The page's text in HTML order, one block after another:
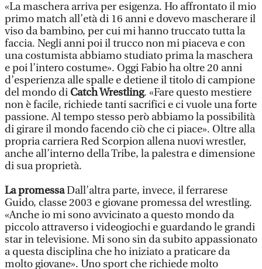
«La maschera arriva per esigenza. Ho affrontato il mio
primo match all’età di 16 anni e dovevo mascherare il
viso da bambino, per cui mi hanno truccato tutta la
faccia. Negli anni poi il trucco non mi piaceva e con
una costumista abbiamo studiato prima la maschera
e poi l’intero costume». Oggi Fabio ha oltre 20 anni
d’esperienza alle spalle e detiene il titolo di campione
del mondo di Catch Wrestling. «Fare questo mestiere
non è facile, richiede tanti sacrifici e ci vuole una forte
passione. Al tempo stesso però abbiamo la possibilità
di girare il mondo facendo ciò che ci piace». Oltre alla
propria carriera Red Scorpion allena nuovi wrestler,
anche all’interno della Tribe, la palestra e dimensione
di sua proprietà.
La promessaDall’altra parte, invece, il ferrarese
Guido, classe 2003 e giovane promessa del wrestling.
«Anche io mi sono avvicinato a questo mondo da
piccolo attraverso i videogiochi e guardando le grandi
star in televisione. Mi sono sin da subito appassionato
a questa disciplina che ho iniziato a praticare da
molto giovane». Uno sport che richiede molto